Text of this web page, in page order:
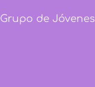
Grupo de Jóvenes